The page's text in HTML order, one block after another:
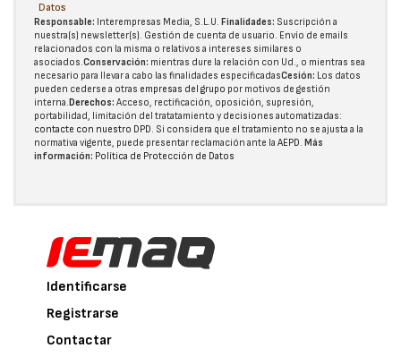
Datos
Responsable: Interempresas Media, S.L.U. Finalidades: Suscripción a
nuestra(s) newsletter(s). Gestión de cuenta de usuario. Envío de emails
relacionados con la misma o relativos a intereses similares o
asociados.Conservación: mientras dure la relación con Ud., o mientras sea
necesario para llevar a cabo las finalidades especificadasCesión: Los datos
pueden cederse a otras empresas del grupo por motivos de gestión
interna.Derechos: Acceso, rectificación, oposición, supresión,
portabilidad, limitación del tratatamiento y decisiones automatizadas:
contacte con nuestro DPD. Si considera que el tratamiento no se ajusta a la
normativa vigente, puede presentar reclamación ante la AEPD. Más
información: Política de Protección de Datos
Identificarse
Registrarse
Contactar